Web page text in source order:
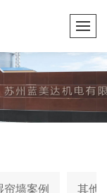
帘墙案例 其他